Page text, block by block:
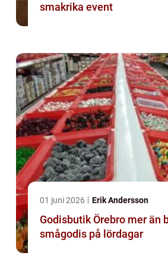
smakrika event
01 juni 2026 Erik Andersson
Godisbutik Örebro mer än bara
smågodis på lördagar